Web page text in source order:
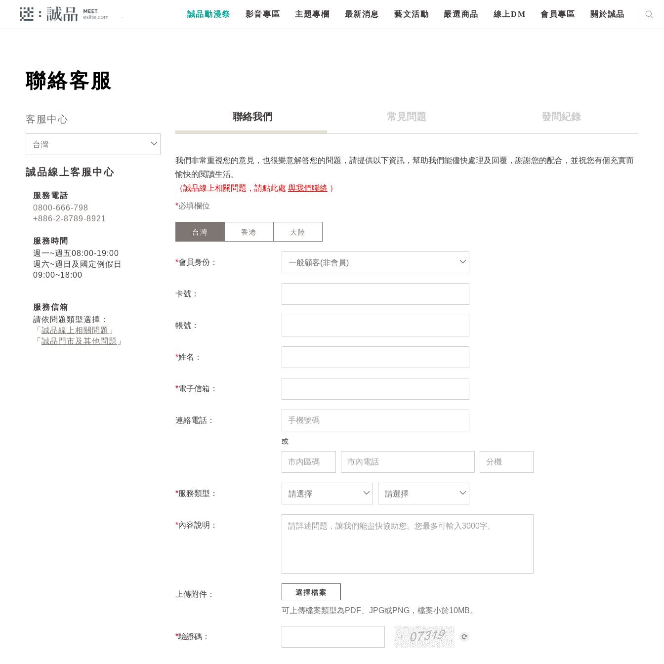
誠品動漫祭 影音專區 主題專欄 最新消息 藝文活動 嚴選商品 線上DM 會員專區 關於誠品
聯絡客服
客服中心
台灣
誠品線上客服中心
服務電話
0800-666-798
+886-2-8789-8921
服務時間
週一~週五08:00-19:00
週六~週日及國定例假日
09:00~18:00
服務信箱
請依問題類型選擇：
「 誠品線上相關問題 」
「 誠品門市及其他問題 」
聯絡我們 常見問題 發問紀錄
我們非常重視您的意見，也很樂意解答您的問題，請提供以下資訊，幫助我們能儘快處理及回覆，謝謝您的配合，並祝您有個充實而
愉快的閱讀生活。
（誠品線上相關問題，請點此處 與我們聯絡 ）
*必填欄位
台灣 香港 大陸
*會員身份： 一般顧客(非會員)
卡號：
帳號：
*姓名：
*電子信箱：
連絡電話：
或
*服務類型： 請選擇 請選擇
*內容說明：
上傳附件： 選擇檔案
可上傳檔案類型為PDF、JPG或PNG，檔案小於10MB。
*驗證碼：